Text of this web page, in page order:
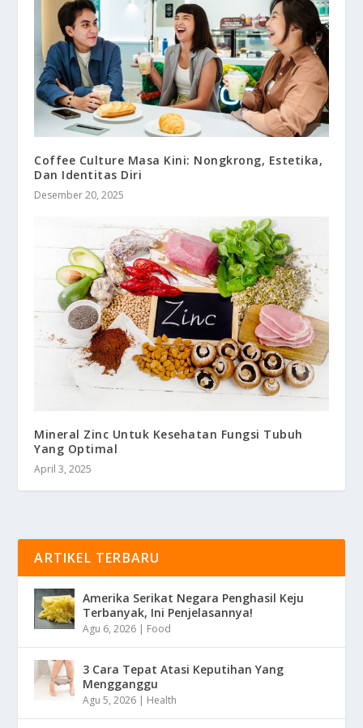
Coffee Culture Masa Kini: Nongkrong, Estetika,
Dan Identitas Diri
Desember 20, 2025
Mineral Zinc Untuk Kesehatan Fungsi Tubuh
Yang Optimal
April 3, 2025
ARTIKEL TERBARU
Amerika Serikat Negara Penghasil Keju
Terbanyak, Ini Penjelasannya!
Agu 6, 2026 | Food
3 Cara Tepat Atasi Keputihan Yang
Mengganggu
Agu 5, 2026 | Health